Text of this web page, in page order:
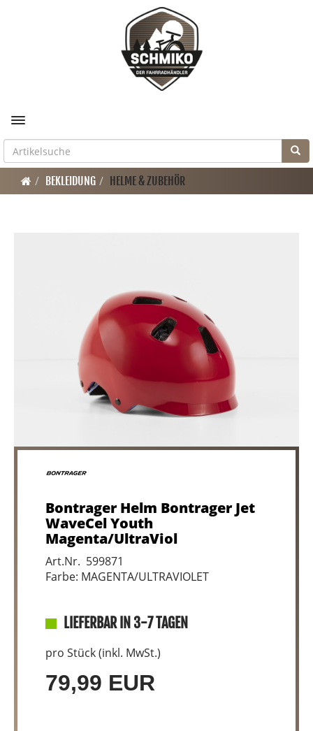
Toggle navigation
BEKLEIDUNG HELME & ZUBEHÖR
Bontrager Helm Bontrager Jet
WaveCel Youth
Magenta/UltraViol
Art.Nr. 599871
Farbe: MAGENTA/ULTRAVIOLET
LIEFERBAR IN 3-7 TAGEN
pro Stück (inkl. MwSt.)
79,99 EUR